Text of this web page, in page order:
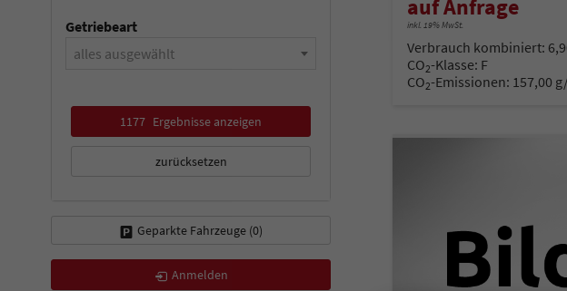
auf Anfrage
inkl. 19% MwSt.
Verbrauch kombiniert:
CO2-Klasse: F
CO2-Emissionen: 157,00
Getriebeart
alles ausgewählt
1177 Ergebnisse anzeigen
zurücksetzen
Geparkte Fahrzeuge (0)
Anmelden